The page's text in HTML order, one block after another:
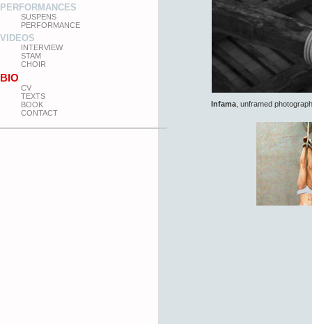
PERFORMANCES
SUSPENS
PERFORMANCE
VIDEOS
INTERVIEW
STAM
CHOIR
BIO
CV
TEXTS
BOOK
CONTACT
Infama , unframed